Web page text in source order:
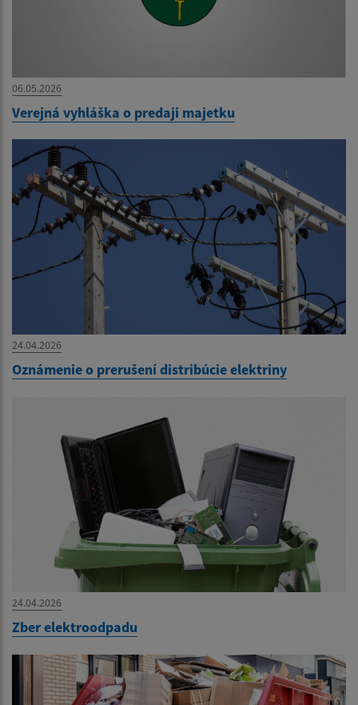
06.05.2026
Verejná vyhláška o predaji majetku
24.04.2026
Oznámenie o prerušení distribúcie elektriny
24.04.2026
Zber elektroodpadu